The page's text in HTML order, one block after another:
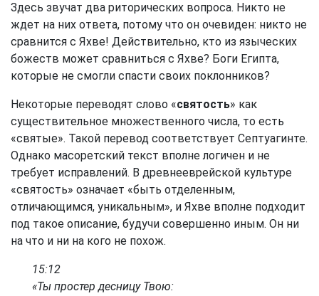
Здесь звучат два риторических вопроса. Никто не
ждет на них ответа, потому что он очевиден: никто не
сравнится с Яхве! Действительно, кто из языческих
божеств может сравниться с Яхве? Боги Египта,
которые не смогли спасти своих поклонников?
Некоторые переводят слово «святость» как
существительное множественного числа, то есть
«святые». Такой перевод соответствует Септуагинте.
Однако масоретский текст вполне логичен и не
требует исправлений. В древнееврейской культуре
«святость» означает «быть отделенным,
отличающимся, уникальным», и Яхве вполне подходит
под такое описание, будучи совершенно иным. Он ни
на что и ни на кого не похож.
15:12
«Ты простер десницу Твою: